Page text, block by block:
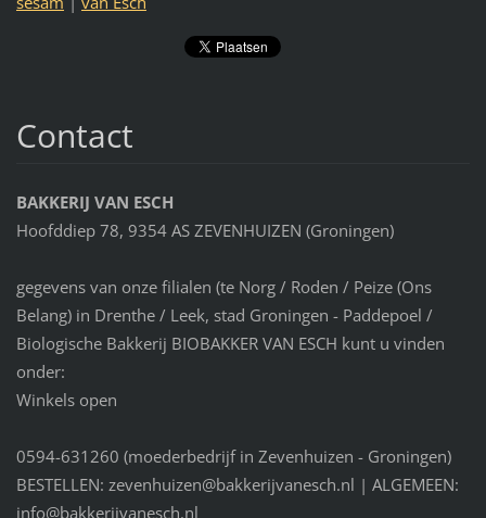
Contact
BAKKERIJ VAN ESCH
Hoofddiep 78, 9354 AS ZEVENHUIZEN (Groningen)
gegevens van onze filialen (te Norg / Roden / Peize (Ons
Belang) in Drenthe / Leek, stad Groningen - Paddepoel /
Biologische Bakkerij BIOBAKKER VAN ESCH kunt u vinden
onder:
Winkels open
0594-631260 (moederbedrijf in Zevenhuizen - Groningen)
BESTELLEN: zevenhuizen@bakkerijvanesch.nl | ALGEMEEN:
info@bakkerijvanesch.nl